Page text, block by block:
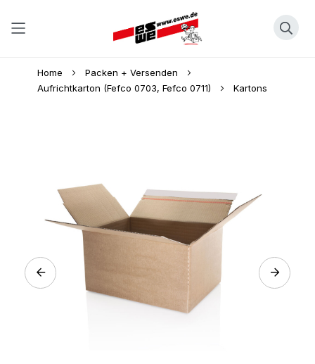
Home
Packen + Versenden
Aufrichtkarton (Fefco 0703, Fefco 0711)
Kartons
images
gallery